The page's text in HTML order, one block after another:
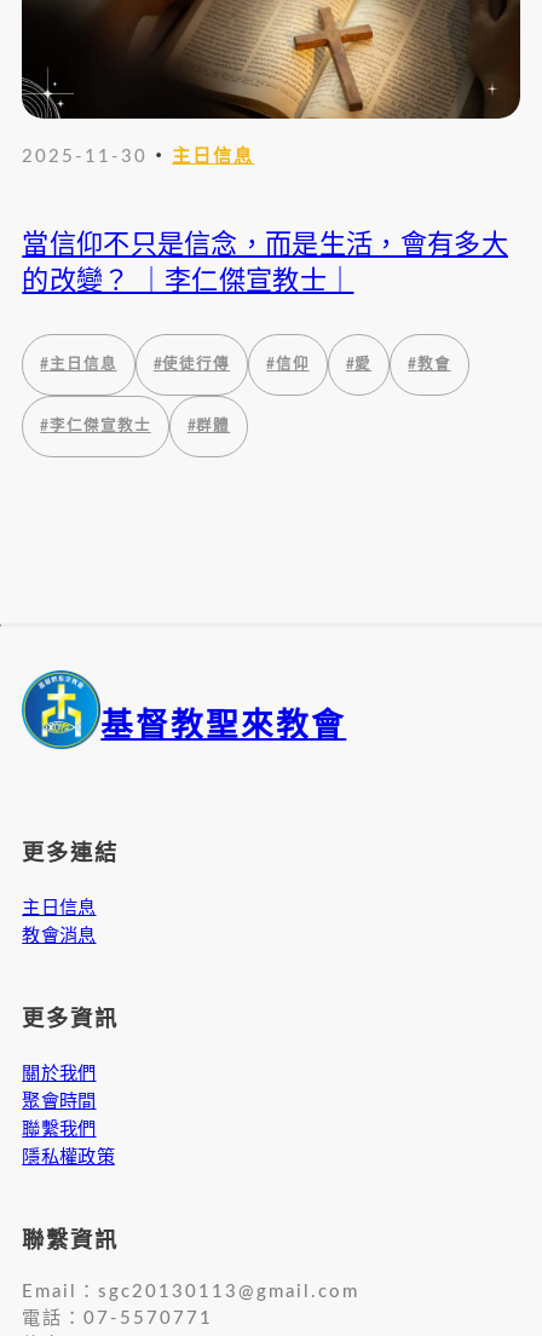
2025-11-30 ・主日信息
當信仰不只是信念，而是生活，會有多大
的改變？ ｜李仁傑宣教士｜
#主日信息 #使徒行傳 #信仰 #愛 #教會
#李仁傑宣教士 #群體
基督教聖來教會
更多連結
主日信息
教會消息
更多資訊
關於我們
聚會時間
聯繫我們
隱私權政策
聯繫資訊
Email：sgc20130113@gmail.com
電話：07-5570771